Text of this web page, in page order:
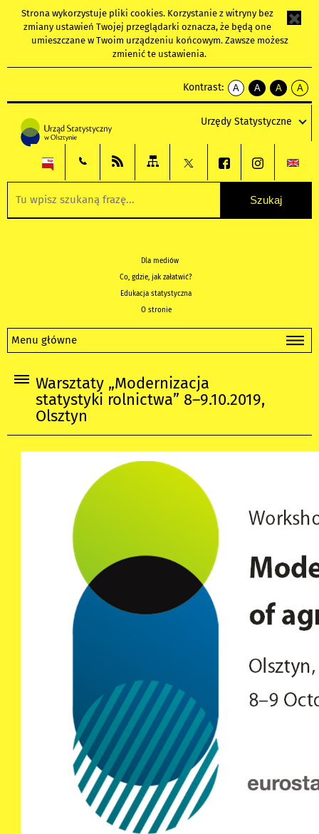
Strona wykorzystuje pliki cookies. Korzystanie z witryny bez
zmiany ustawień Twojej przeglądarki oznacza, że będą one
umieszczane w Twoim urządzeniu końcowym. Zawsze możesz
zmienić te ustawienia.
Kontrast:
A
kontrast
A
kontrast
tekst
czarnym
A
kontrast
tekst
czarnym
A
tekst
żółtym
Urzędy Statystyczne
Dla mediów
Co, gdzie, jak załatwić?
Edukacja statystyczna
O stronie
Menu główne
Warsztaty „Modernizacja
statystyki rolnictwa” 8–9.10.2019,
Olsztyn